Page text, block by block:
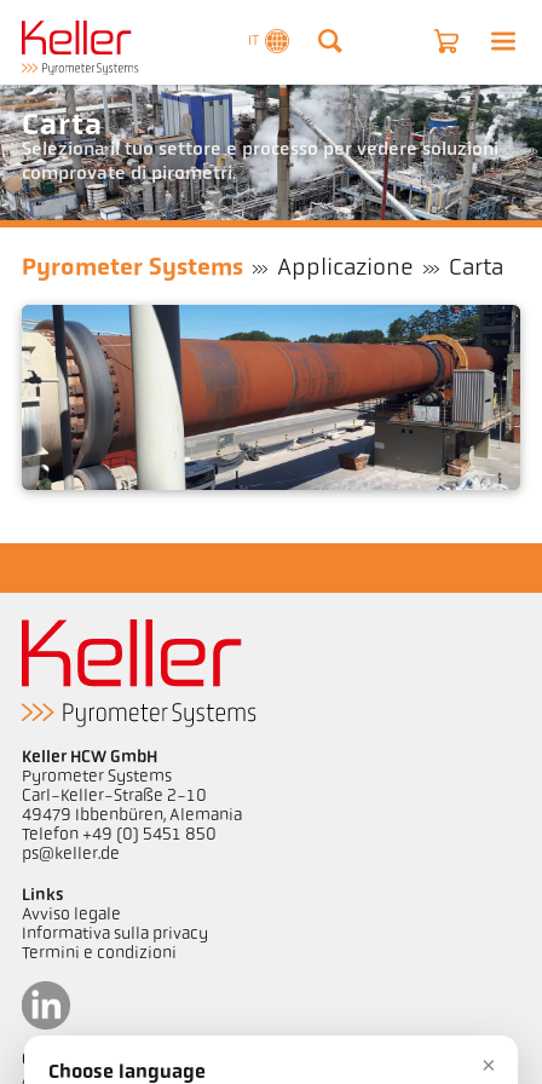
IT
Carta
Seleziona il tuo settore e processo per vedere soluzioni
comprovate di pirometri.
Pyrometer Systems Applicazione Carta
Keller HCW GmbH
Pyrometer Systems
Carl-Keller-Straße 2-10
49479 Ibbenbüren, Alemania
Telefon +49 (0) 5451 850
ps@keller.de
Links
Avviso legale
Informativa sulla privacy
Termini e condizioni
Contatto
Avete domande riguardo alle nostre soluzioni di misurazione
×
Choose language